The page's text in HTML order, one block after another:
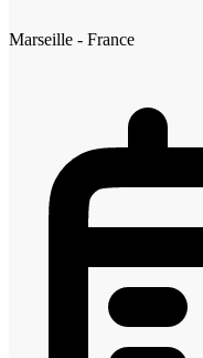
Marseille - France